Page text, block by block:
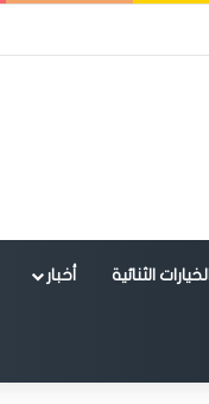
الثنائية أخبار